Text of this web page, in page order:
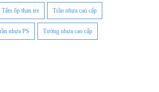
Tấm ốp than tre Trần nhựa cao cấp
nhựa PS Tường nhựa cao cấp